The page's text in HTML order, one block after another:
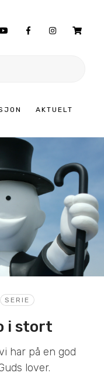
AKTUELT
SERIE
i stort
har på en god
lover.